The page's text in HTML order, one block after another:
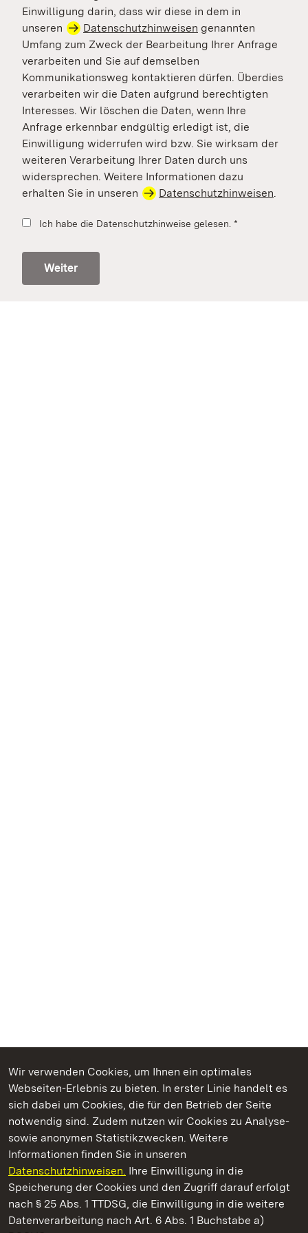
Wir verwenden Cookies, um Ihnen ein optimales
Webseiten-Erlebnis zu bieten. In erster Linie handelt es
sich dabei um Cookies, die für den Betrieb der Seite
notwendig sind. Zudem nutzen wir Cookies zu Analyse-
sowie anonymen Statistikzwecken. Weitere
Informationen finden Sie in unseren
Datenschutzhinweisen. Ihre Einwilligung in die
Speicherung der Cookies und den Zugriff darauf erfolgt
nach § 25 Abs. 1 TTDSG, die Einwilligung in die weitere
Datenverarbeitung nach Art. 6 Abs. 1 Buchstabe a)
Einwilligung darin, dass wir diese in dem in
unseren
Datenschutzhinweisen genannten
Umfang zum Zweck der Bearbeitung Ihrer Anfrage
verarbeiten und Sie auf demselben
Kommunikationsweg kontaktieren dürfen. Überdies
verarbeiten wir die Daten aufgrund berechtigten
Interesses. Wir löschen die Daten, wenn Ihre
Anfrage erkennbar endgültig erledigt ist, die
Einwilligung widerrufen wird bzw. Sie wirksam der
weiteren Verarbeitung Ihrer Daten durch uns
widersprechen. Weitere Informationen dazu
erhalten Sie in unseren
Datenschutzhinweisen.
Ich habe die Datenschutzhinweise gelesen. *
Weiter
Kommen. Staunen. Genießen.
Kloster und Schloss Salem
Staatliche Schlösser und Gärten Baden-Württemberg